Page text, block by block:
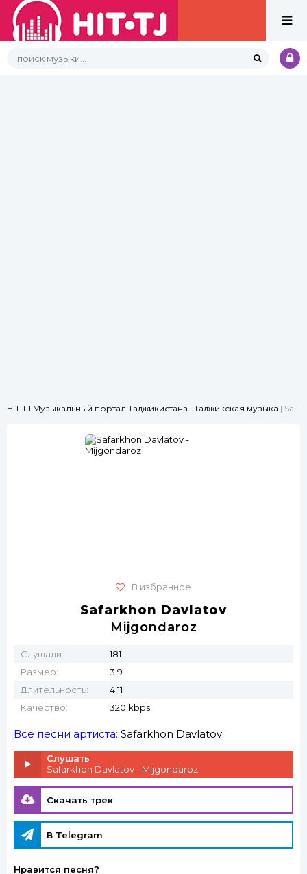
HIT.TJ Музыкальный портал Таджикистана | Таджикская музыка | Safarkhon Davlatov - Mijgondaroz
В избранное
Safarkhon Davlatov
Mijgondaroz
Слушали:
181
Размер:
3.9
Длительность:
4:11
Качество:
320 kbps
Все песни артиста: Safarkhon Davlatov
Слушать
Safarkhon Davlatov - Mijgondaroz
Скачать трек
В Telegram
Нравится песня?